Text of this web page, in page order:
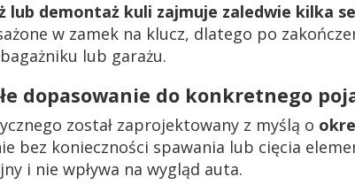
lub demontaż kuli zajmuje zaledwie kilka
w zamek na klucz, dlatego po
lub garażu.
dopasowanie do konkretnego
został zaprojektowany z myślą o
bez konieczności spawania lub cięcia
i nie wpływa na wygląd auta.